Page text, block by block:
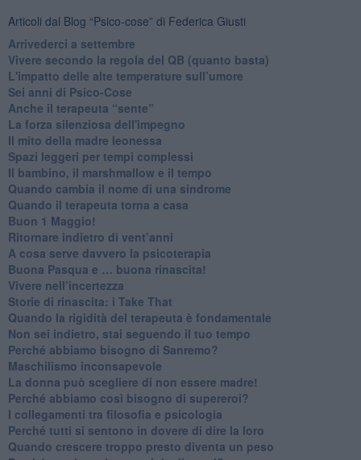
Articoli dal Blog “Psico-cose” di Federica Giusti
​Arrivederci a settembre
​Vivere secondo la regola del QB (quanto basta)
​L'impatto delle alte temperature sull’umore
Sei anni di Psico-Cose
​Anche il terapeuta “sente”
​La forza silenziosa dell'impegno
​Il mito della madre leonessa
Spazi leggeri per tempi complessi
Il bambino, il marshmallow e il tempo
​Quando cambia il nome di una sindrome
​Quando il terapeuta torna a casa
​Buon 1 Maggio!
Ritornare indietro di vent’anni
​A cosa serve davvero la psicoterapia
​Buona Pasqua e … buona rinascita!
​Vivere nell’incertezza
​Storie di rinascita: i Take That
​Quando la rigidità del terapeuta è fondamentale
​Non sei indietro, stai seguendo il tuo tempo
​Perché abbiamo bisogno di Sanremo?
​Maschilismo inconsapevole
​La donna può scegliere di non essere madre!
​Perché abbiamo così bisogno di supereroi?
​I collegamenti tra filosofia e psicologia
​Perché tutti si sentono in dovere di dire la loro
​Quando crescere troppo presto diventa un peso